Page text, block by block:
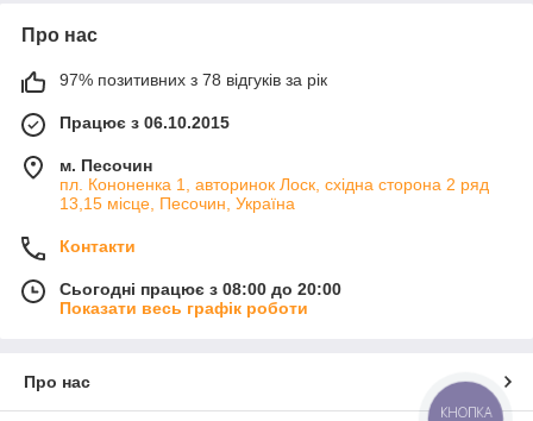
Про нас
97% позитивних з 78 відгуків за рік
Працює з 06.10.2015
м. Песочин
пл. Кононенка 1, авторинок Лоск, східна сторона 2 ряд
13,15 місце, Песочин, Україна
Контакти
Сьогодні працює з 08:00 до 20:00
Показати весь графік роботи
Про нас
КНОПКА